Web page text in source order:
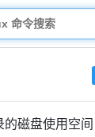
的磁盘使用空间